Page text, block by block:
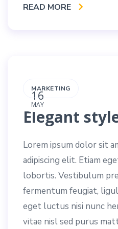
READ MORE
16
MAY
MARKETING
Elegant
Lorem ipsum dolor sit
adipiscing elit. Etiam
lobortis. Vestibulum
fermentum feugiat,
eget luctus nisi nunc
vitae nisl sed purus